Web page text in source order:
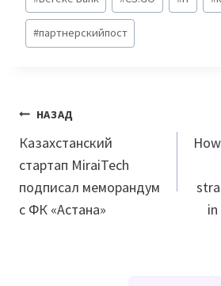
записи:
#партнерскийпост
Навигация
по
записям
НАЗАД
Казахстанский
стартап MiraiTech
подписал меморандум
с ФК «Астана»